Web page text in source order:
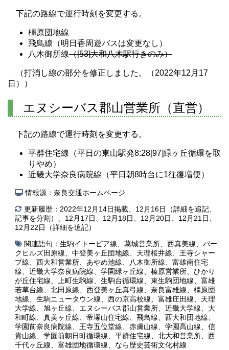
下記の路線で運行時刻を変更する。
橿原団地線
飛鳥線（明日香周遊バスは変更なし）
八木御所線（[53]大和八木駅行きのみ）
（打消し線の部分を修正しました。（2022年12月17
日））
エヌシーバス郡山営業所（直営）
下記の路線で運行時刻を変更する。
平群住宅線（平日の東山駅発8:28[97]緑ヶ丘循環を取
りやめ）
近畿大学奈良病院線（平日朝8時台に1往復増便）
情報源：奈良交通ホームページ
更新履歴：2022年12月14日掲載、12月16日（詳細を追記、
記事を分割）、12月17日、12月18日、12月20日、12月21日、
12月22日（詳細を追記）
関連語句： 生駒イトーピア線、 葛城営業所、 西真美線、 パー
クヒルズ田原線、 中登美ヶ丘団地線、 天理桜井線、 王寺シャー
プ線、 西大和営業所、 あやめ池線、 八木御所線、 富雄南住宅
線、 近畿大学奈良病院線、 学園緑ヶ丘線、 榛原営業所、 ひかり
が丘住宅線、 上町生駒線、 生駒台循環線、 東生駒団地線、 富雄
若草台線、 北田原線、 西登美ヶ丘真弓線、 奈良富雄線、 橿原団
地線、 生駒ニュータウン線、 西の京高校線、 富雄庄田線、 天理
大学線、 旭ヶ丘線、 エヌシーバス郡山営業所、 近畿大学線、 大
和町線、 真美ヶ丘線、 帝塚山住宅線、 飛鳥線、 西大和団地線、
学園前奈良病院線、 王寺五位堂線、 赤膚山線、 学園高山線、 信
貴山線、 学園前朝日町循環線、 平群住宅線、 北大和営業所、 西
千代ヶ丘線、 富雄団地循環線、 なら歴史芸術文化村線